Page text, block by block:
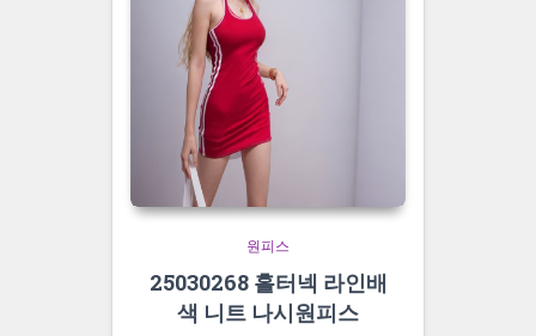
원피스
25030268 홀터넥 라인배
색 니트 나시원피스